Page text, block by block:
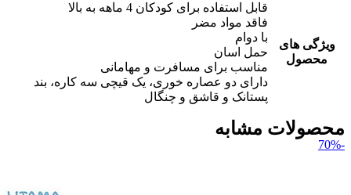
ویژگی های
محصول
قابل استفاده برای کودکان 4 ماهه به بالا
فاقد مواد مضر
با دوام
حمل اسان
مناسب برای مسافرت و مهامانی
دارای دو عصاره خوری، یک قیچی سه کاره، بند
پستانک و قاشق و چنگال
محصولات مشابه
-70%